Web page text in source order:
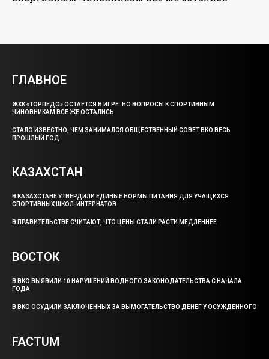
ГЛАВНОЕ
ЖХК «ТОРПЕДО» ОСТАЕТСЯ В ИГРЕ. НО ВОПРОСЫ К СПОРТИВНЫМ
ЧИНОВНИКАМ ВСЕ ЖЕ ОСТАЛИСЬ
СТАЛО ИЗВЕСТНО, ЧЕМ ЗАНИМАЛСЯ ОБЩЕСТВЕННЫЙ СОВЕТ ВКО ВЕСЬ
ПРОШЛЫЙ ГОД
КАЗАХСТАН
В КАЗАХСТАНЕ УТВЕРДИЛИ ЕДИНЫЕ НОРМЫ ПИТАНИЯ ДЛЯ УЧАЩИХСЯ
СПОРТИВНЫХ ШКОЛ-ИНТЕРНАТОВ
В ПРАВИТЕЛЬСТВЕ СЧИТАЮТ, ЧТО ЦЕНЫ СТАЛИ РАСТИ МЕДЛЕННЕЕ
ВОСТОК
В ВКО ВЫЯВИЛИ 10 НАРУШЕНИЙ ВОДНОГО ЗАКОНОДАТЕЛЬСТВА С НАЧАЛА
ГОДА
В ВКО ОСУДИЛИ ЗАКЛЮЧЕННЫХ ЗА ВЫМОГАТЕЛЬСТВО ДЕНЕГ У ОСУЖДЕННОГО
FACTUM